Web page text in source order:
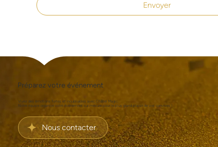
Envoyer
Préparez votre événement
Vivez des émotions fortes et inoubliables avec Châtel Magic.
Notre équipe organise votre événement sur mesure pour le plus grand plaisir de vos convives !
Nous contacter